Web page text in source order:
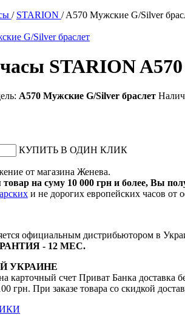
/ STARION / A570 Мужские G/Silver
STARION
А570 Мужские G/Silvеr браслет
КУПИТЬ В ОДИН КЛИК
от магазина Женева.
на суму 10 000 грн и более, Вы
и не дорогих европейских часов от
официальным дистрибьютором в
- 12 МЕС.
УКРАИНЕ
карточный счет Приват Банка доставка
грн. При заказе товара со скидкой